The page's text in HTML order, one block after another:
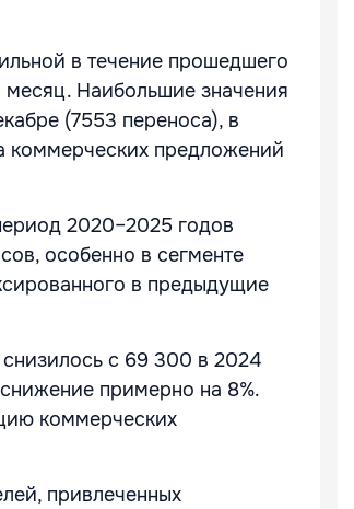
в течение прошедшего
Наибольшие значения
(7553 переноса), в
коммерческих предложений
2020–2025 годов
особенно в сегменте
в предыдущие
с 69 300 в 2024
примерно на 8%.
коммерческих
привлеченных